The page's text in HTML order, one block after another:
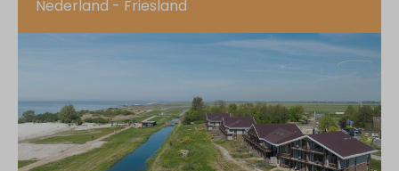
Nederland - Friesland